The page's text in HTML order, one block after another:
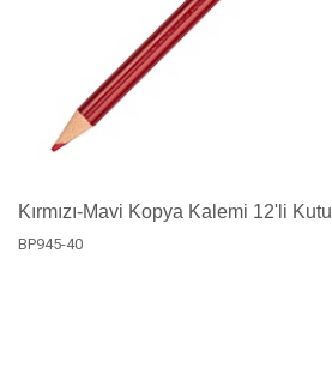
Kırmızı-Mavi Kopya Kalemi 12'li Kutu
BP945-40